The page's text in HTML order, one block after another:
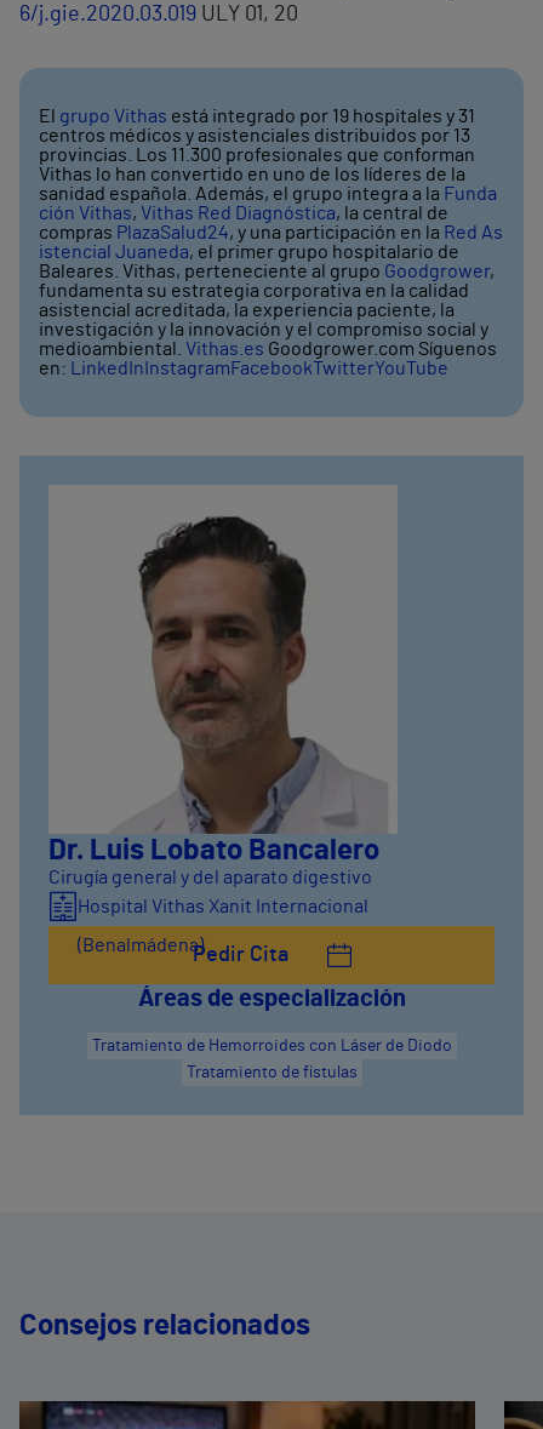
6/j.gie.2020.03.019 ULY 01, 20
El grupo Vithas está integrado por 19 hospitales y 31
centros médicos y asistenciales distribuidos por 13
provincias. Los 11.300 profesionales que conforman
Vithas lo han convertido en uno de los líderes de la
sanidad española. Además, el grupo integra a la Funda
ción Vithas, Vithas Red Diagnóstica, la central de
compras PlazaSalud24, y una participación en la Red As
istencial Juaneda, el primer grupo hospitalario de
Baleares. Vithas, perteneciente al grupo Goodgrower,
fundamenta su estrategia corporativa en la calidad
asistencial acreditada, la experiencia paciente, la
investigación y la innovación y el compromiso social y
medioambiental. Vithas.es Goodgrower.com Síguenos
en:
LinkedIn InstagramFacebookTwitterYouTube
Dr. Luis Lobato Bancalero
Cirugía general y del aparato digestivo
Hospital Vithas Xanit Internacional
(Benalmádena)Pedir Cita
Áreas de especialización
Tratamiento de fístulas
Tratamiento de Hemorroides con Láser de Diodo
Consejos relacionados